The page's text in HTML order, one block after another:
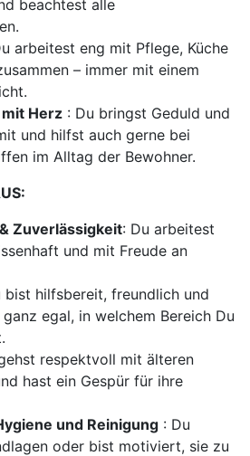
beachtest alle
arbeitest eng mit Pflege, Küche
– immer mit einem
Herz : Du bringst Geduld und
und hilfst auch gerne bei
im Alltag der Bewohner.
Zuverlässigkeit: Du arbeitest
und mit Freude an
bist hilfsbereit, freundlich und
egal, in welchem Bereich Du
respektvoll mit älteren
hast ein Gespür für ihre
und Reinigung : Du
oder bist motiviert, sie zu